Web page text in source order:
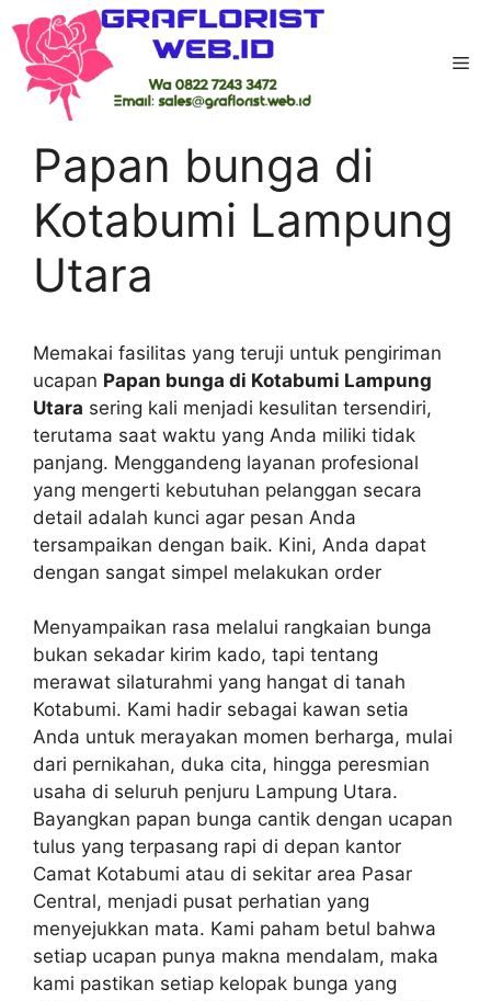
to
content
Home -Kab Lampung Utara
Kotabumi Lampung Utara
Papan bunga di
Kotabumi Lampung
Utara
Memakai fasilitas yang teruji untuk pengiriman
ucapan Papan bunga di Kotabumi Lampung
Utara sering kali menjadi kesulitan tersendiri,
terutama saat waktu yang Anda miliki tidak
panjang. Menggandeng layanan profesional
yang mengerti kebutuhan pelanggan secara
detail adalah kunci agar pesan Anda
tersampaikan dengan baik. Kini, Anda dapat
dengan sangat simpel melakukan order
Menyampaikan rasa melalui rangkaian bunga
bukan sekadar kirim kado, tapi tentang
merawat silaturahmi yang hangat di tanah
Kotabumi. Kami hadir sebagai kawan setia
Anda untuk merayakan momen berharga, mulai
dari pernikahan, duka cita, hingga peresmian
usaha di seluruh penjuru Lampung Utara.
Bayangkan papan bunga cantik dengan ucapan
tulus yang terpasang rapi di depan kantor
Camat Kotabumi atau di sekitar area Pasar
Central, menjadi pusat perhatian yang
menyejukkan mata. Kami paham betul bahwa
setiap ucapan punya makna mendalam, maka
kami pastikan setiap kelopak bunga yang